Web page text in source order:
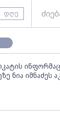
დღე
ნია იმნაძეს